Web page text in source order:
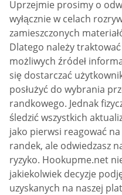
Uprzejmie prosimy o
wyłącznie w celach
zamieszczonych
Dlatego należy
możliwych źródeł
się dostarczać
posłużyć do wybrania
randkowego. Jednak
śledzić wszystkich
jako pierwsi reagować
randek, ale odwiedzasz
ryzyko. Hookupme.net
jakiekolwiek decyzje
uzyskanych na naszej